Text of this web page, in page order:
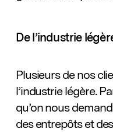
De l’industrie
Plusieurs de nos
l’industrie légère.
qu’on nous
des entrepôts et